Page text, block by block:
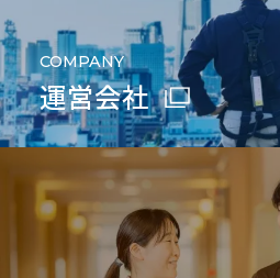
COMPANY
運営会社